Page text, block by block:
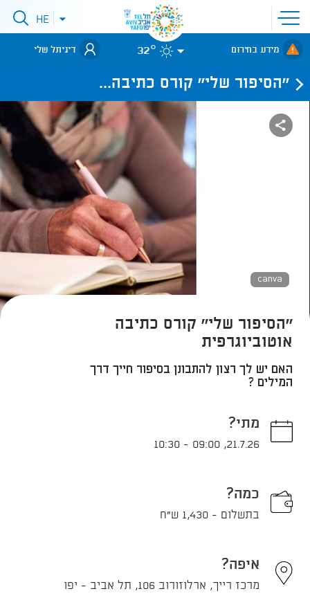
פתיחת
תפריט
אתר
לאתר עיריית
תל-אביב
פתיחתHE
מידע בחירום 32° דיגיתל שלי
''הסיפור שלי'' קורס כתיבה...
canva
''הסיפור שלי'' קורס כתיבה
אוטוביוגרפית
האם יש לך רצון להתבונן בסיפור חייך דרך
המילים ?
מתי?
21.7.26
,
09:00
-
10:30
כמה?
בתשלום - 1,430 ש"ח
איפה?
מרכז רייך, ארלוזורוב 106, תל אביב - יפו